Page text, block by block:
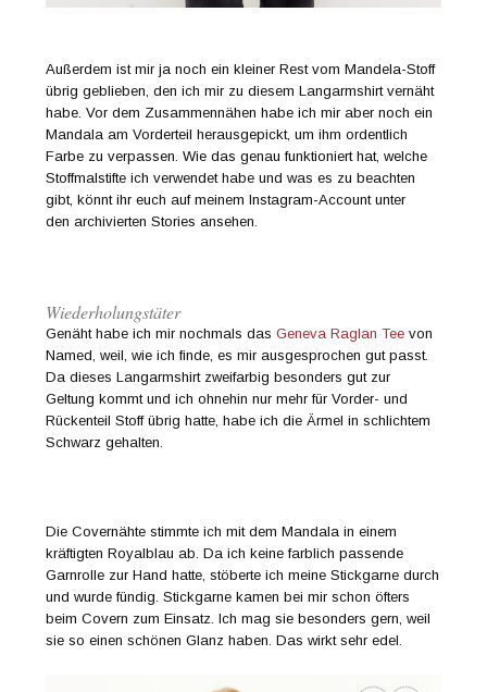
Außerdem ist mir ja noch ein kleiner Rest vom Mandela-Stoff
übrig geblieben, den ich mir zu diesem Langarmshirt vernäht
habe. Vor dem Zusammennähen habe ich mir aber noch ein
Mandala am Vorderteil herausgepickt, um ihm ordentlich
Farbe zu verpassen. Wie das genau funktioniert hat, welche
Stoffmalstifte ich verwendet habe und was es zu beachten
gibt, könnt ihr euch auf meinem Instagram-Account unter
den archivierten Stories ansehen.
Wiederholungstäter
Genäht habe ich mir nochmals dasGeneva Raglan Tee von
Named, weil, wie ich finde, es mir ausgesprochen gut passt.
Da dieses Langarmshirt zweifarbig besonders gut zur
Geltung kommt und ich ohnehin nur mehr für Vorder- und
Rückenteil Stoff übrig hatte, habe ich die Ärmel in schlichtem
Schwarz gehalten.
Die Covernähte stimmte ich mit dem Mandala in einem
kräftigten Royalblau ab. Da ich keine farblich passende
Garnrolle zur Hand hatte, stöberte ich meine Stickgarne durch
und wurde fündig. Stickgarne kamen bei mir schon öfters
beim Covern zum Einsatz. Ich mag sie besonders gern, weil
sie so einen schönen Glanz haben. Das wirkt sehr edel.